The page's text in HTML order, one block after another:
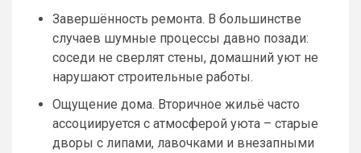
Завершённость ремонта. В большинстве
случаев шумные процессы давно позади:
соседи не сверлят стены, домашний уют не
нарушают строительные работы.
Ощущение дома. Вторичное жильё часто
ассоциируется с атмосферой уюта – старые
дворы с липами, лавочками и внезапными